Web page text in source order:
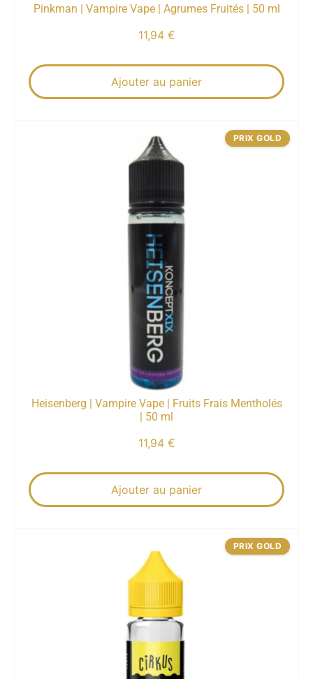
Pinkman | Vampire Vape | Agrumes Fruités | 50 ml
11,94 €
Ajouter au panier
Heisenberg | Vampire Vape | Fruits Frais Mentholés
| 50 ml
11,94 €
Ajouter au panier
PRIX GOLD
PRIX GOLD